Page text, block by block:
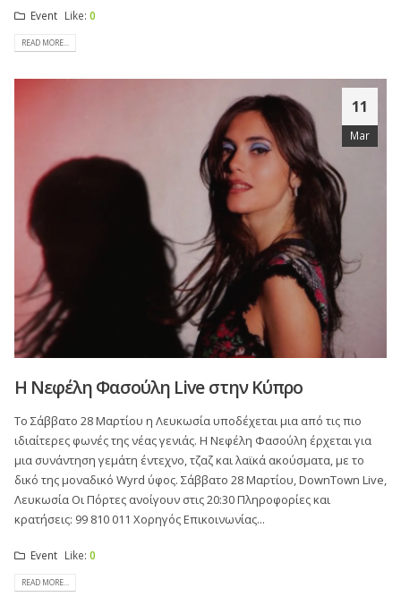
Event Like: 0
READ MORE...
11
Mar
Η Νεφέλη Φασούλη Live στην Κύπρο
Το Σάββατο 28 Μαρτίου η Λευκωσία υποδέχεται μια από τις πιο
ιδιαίτερες φωνές της νέας γενιάς. Η Νεφέλη Φασούλη έρχεται για
μια συνάντηση γεμάτη έντεχνο, τζαζ και λαϊκά ακούσματα, με το
δικό της μοναδικό Wyrd ύφος. Σάββατο 28 Μαρτίου, DownTown Live,
Λευκωσία Οι Πόρτες ανοίγουν στις 20:30 Πληροφορίες και
κρατήσεις: 99 810 011 Χορηγός Επικοινωνίας...
Event Like: 0
READ MORE...